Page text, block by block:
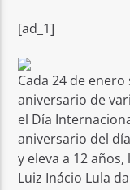
Señal FM
[ad_1]
Cada 24 de
aniversario de
el Día
aniversario del
y eleva a 12
Luiz Inácio Lula